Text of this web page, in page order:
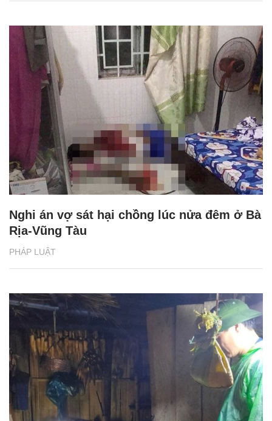
PHÁP LUẬT
Nghi án vợ sát hại chồng lúc nửa đêm ở Bà
Rịa-Vũng Tàu